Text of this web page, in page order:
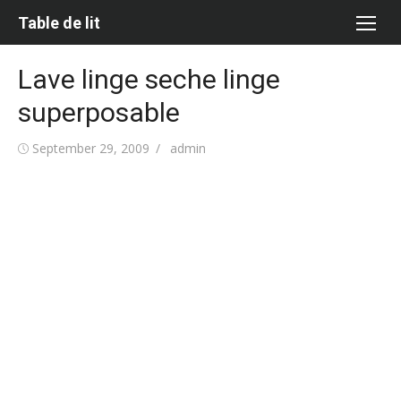
Table de lit
Lave linge seche linge
superposable
Posted
September 29, 2009 Author
admin